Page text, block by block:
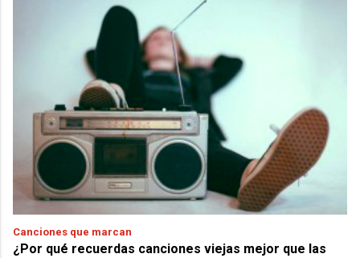
Canciones que marcan
¿Por qué recuerdas canciones viejas mejor que las